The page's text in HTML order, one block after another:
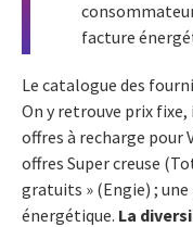
facture
Le catalogue des
On y retrouve prix fixe,
offres à recharge pour
offres Super creuse
gratuits » (Engie) ;
énergétique. La